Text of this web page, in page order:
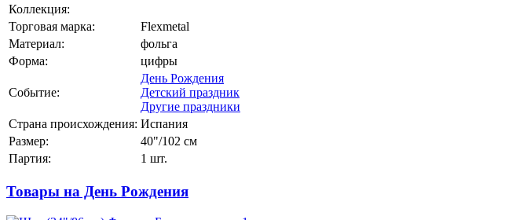
Коллекция:
Торговая марка:
Flexmetal
Материал:
фольга
Форма:
цифры
Событие:
День Рождения
Детский праздник
Другие праздники
Страна происхождения: Испания
Размер:
40"/102 см
Партия:
1 шт.
Товары на День Рождения